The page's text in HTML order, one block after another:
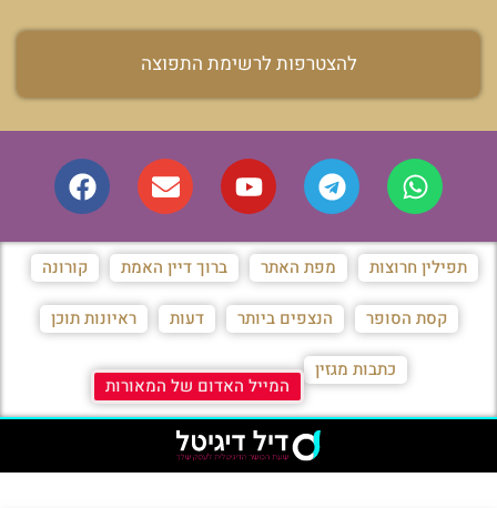
להצטרפות לרשימת התפוצה
תפילין חרוצות מפת האתר ברוך דיין האמת קורונה
קסת הסופר הנצפים ביותר דעות ראיונות תוכן
כתבות מגזין
המייל האדום של המאורות